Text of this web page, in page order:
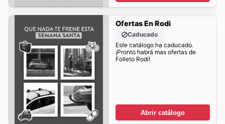
Ofertas En Rodi
Caducado
Este catálogo ha caducado.
¡Pronto habrá mas ofertas de
Folleto Rodi!
Abrir catálogo